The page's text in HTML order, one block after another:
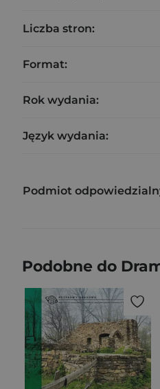
Liczba stron:
Format:
Rok wydania:
Język wydania:
Podmiot
Podobne do